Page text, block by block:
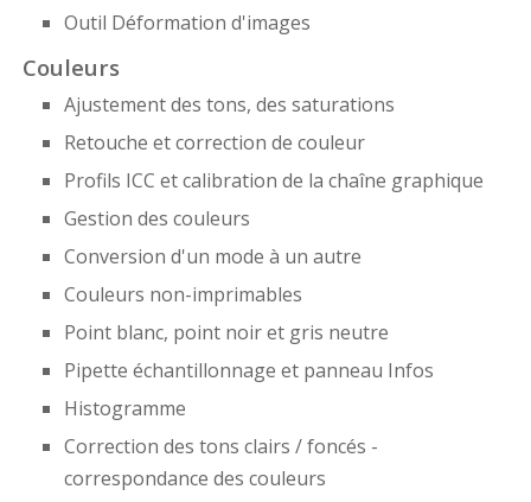
Outil Déformation d'images
Couleurs
Ajustement des tons, des saturations
Retouche et correction de couleur
Profils ICC et calibration de la chaîne graphique
Gestion des couleurs
Conversion d'un mode à un autre
Couleurs non-imprimables
Point blanc, point noir et gris neutre
Pipette échantillonnage et panneau Infos
Histogramme
Correction des tons clairs / foncés -
correspondance des couleurs